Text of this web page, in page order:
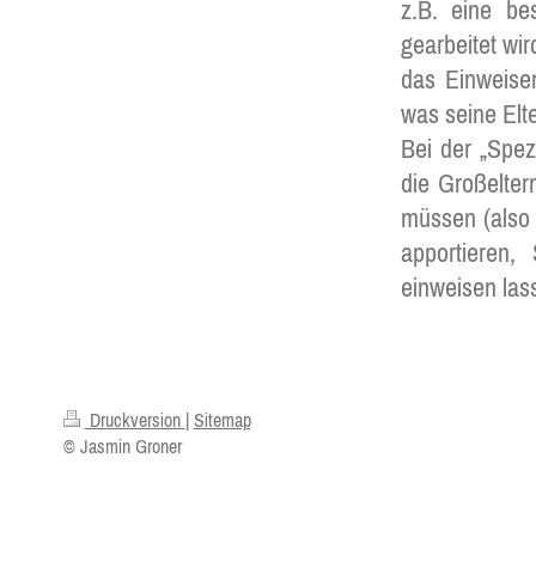
z.B. eine
gearbeitet
das
was seine
Bei der
die
müssen
einweisen
Druckversion | Sitemap
© Jasmin Groner